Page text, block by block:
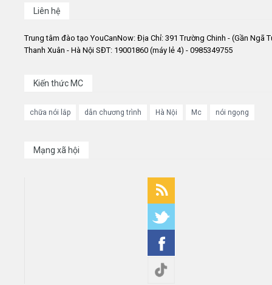
Liên hệ
Trung tâm đào tạo YouCanNow: Địa Chỉ: 391 Trường Chinh - (Gần Ngã
Thanh Xuân - Hà Nội SĐT: 19001860 (máy lẻ 4) - 0985349755
Kiến thức MC
chữa nói lắp dẫn chương trình Hà Nội Mc nói ngọng
Mạng xã hội